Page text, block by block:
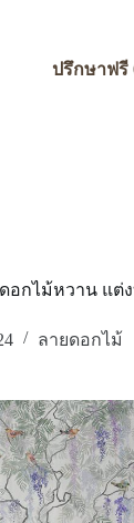
ปรึกษาฟรี
อกไม้หวาน แต่
ลายดอกไม้